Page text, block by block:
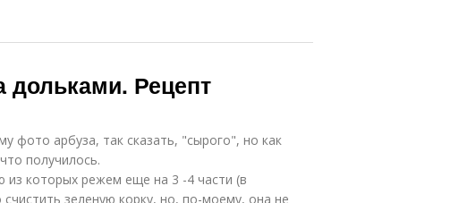
дольками. Рецепт
фото арбуза, так сказать, "сырого", но как
получилось.
которых режем еще на 3 -4 части (в
зеленую корку, но, по-моему, она не